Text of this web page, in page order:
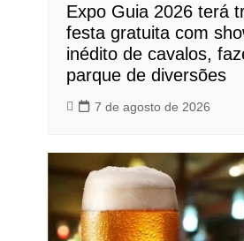
Expo Guia 2026 terá
festa gratuita com
inédito de cavalos,
parque de diversões
7 de agosto de 2026